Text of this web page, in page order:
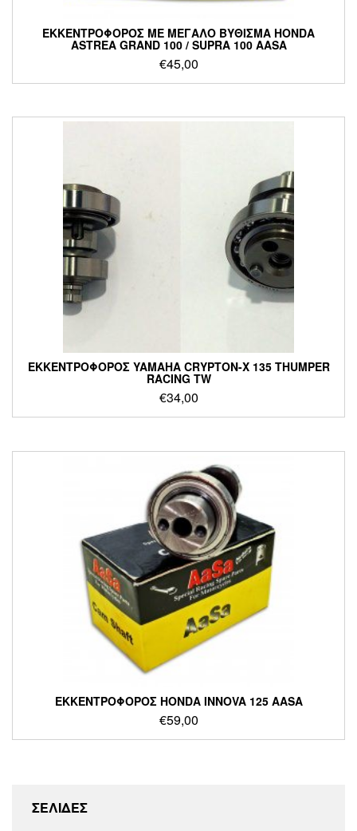
ΕΚΚΕΝΤΡΟΦΟΡΟΣ ΜΕ ΜΕΓΑΛΟ ΒΥΘΙΣΜΑ HONDA
ASTREA GRAND 100 / SUPRA 100 AASA
€45,00
ΕΚΚΕΝΤΡΟΦΟΡΟΣ YAMAHA CRYPTON-Χ 135 THUMPER
RACING TW
€34,00
ΕΚΚΕΝΤΡΟΦΟΡΟΣ HONDA INNOVA 125 AASA
€59,00
ΣΕΛΙΔΕΣ